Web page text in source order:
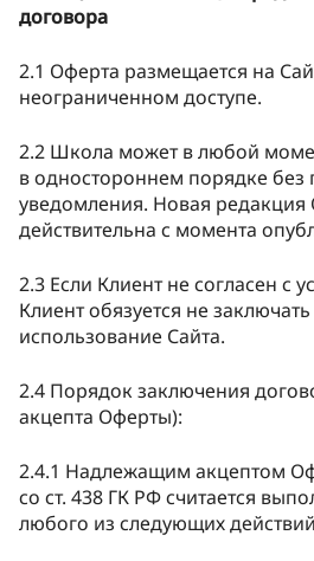
договора
2.1 Оферта размещается на
неограниченном доступе.
2.2 Школа может в любой
в одностороннем порядке без
уведомления. Новая
действительна с момента
2.3 Если Клиент не согласен с
Клиент обязуется не
использование Сайта.
2.4 Порядок заключения
акцепта Оферты):
2.4.1 Надлежащим акцептом
со ст. 438 ГК РФ считается
любого из следующих